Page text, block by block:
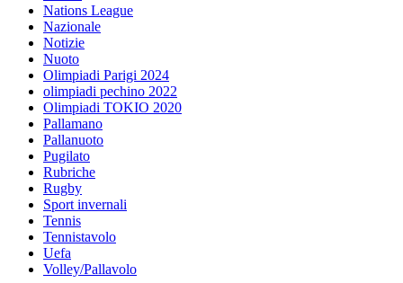
Nations League
Nazionale
Notizie
Nuoto
Olimpiadi Parigi 2024
olimpiadi pechino 2022
Olimpiadi TOKIO 2020
Pallamano
Pallanuoto
Pugilato
Rubriche
Rugby
Sport invernali
Tennis
Tennistavolo
Uefa
Volley/Pallavolo